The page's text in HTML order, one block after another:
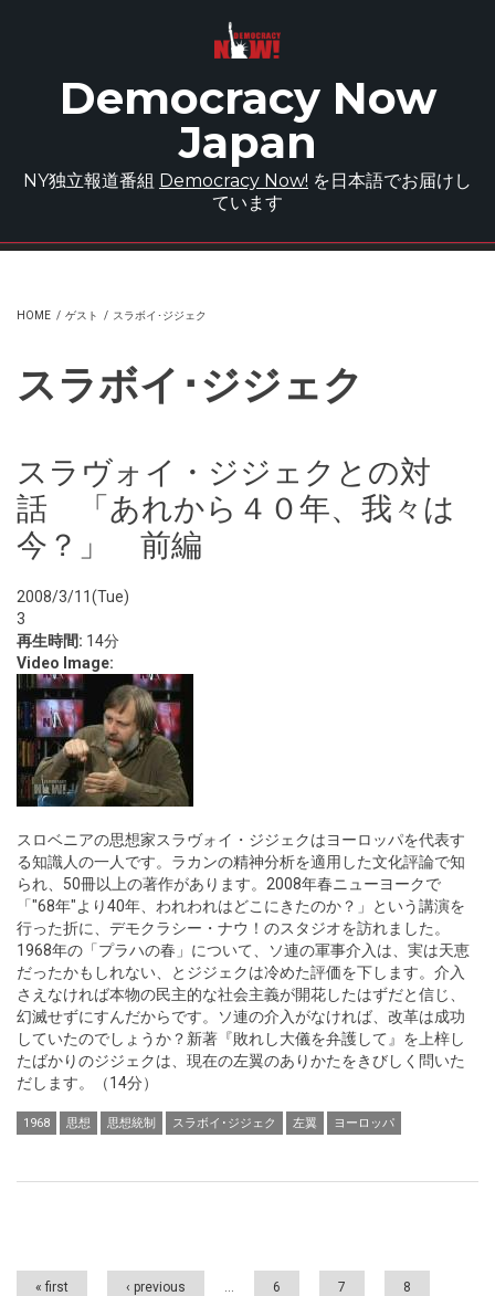
Democracy Now
Japan
NY独立報道番組 Democracy Now! を日本語でお届けし
ています
HOME / ゲスト / スラボイ･ジジェク
スラボイ･ジジェク
スラヴォイ・ジジェクとの対
話 「あれから４０年、我々は
今？」 前編
2008/3/11(Tue)
3
再生時間: 14分
Video Image:
スロベニアの思想家スラヴォイ・ジジェクはヨーロッパを代表す
る知識人の一人です。ラカンの精神分析を適用した文化評論で知
られ、50冊以上の著作があります。2008年春ニューヨークで
「"68年"より40年、われわれはどこにきたのか？」という講演を
行った折に、デモクラシー・ナウ！のスタジオを訪れました。
1968年の「プラハの春」について、ソ連の軍事介入は、実は天恵
だったかもしれない、とジジェクは冷めた評価を下します。介入
さえなければ本物の民主的な社会主義が開花したはずだと信じ、
幻滅せずにすんだからです。ソ連の介入がなければ、改革は成功
していたのでしょうか？新著『敗れし大儀を弁護して』を上梓し
たばかりのジジェクは、現在の左翼のありかたをきびしく問いた
だします。（14分）
1968 思想 思想統制 スラボイ･ジジェク 左翼 ヨーロッパ
Pages
« first ‹ previous … 6 7 8